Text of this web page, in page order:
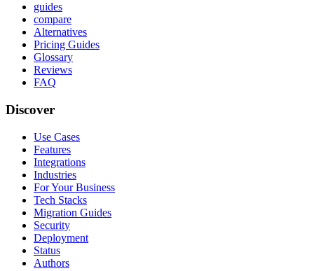
guides
compare
Alternatives
Pricing Guides
Glossary
Reviews
FAQ
Discover
Use Cases
Features
Integrations
Industries
For Your Business
Tech Stacks
Migration Guides
Security
Deployment
Status
Authors